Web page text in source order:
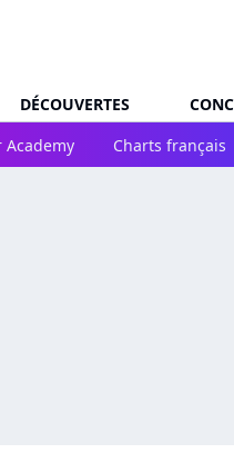
DÉCOUVERTES
Academy Charts français